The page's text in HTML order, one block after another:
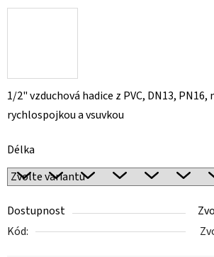
1/2" vzduchová hadice z PVC, DN13, PN16,
rychlospojkou a vsuvkou
Délka
Dostupnost
Kód: